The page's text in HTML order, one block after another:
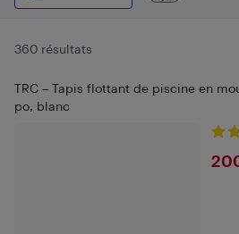
360 résultats
TRC – Tapis flottant de piscine en
po, blanc